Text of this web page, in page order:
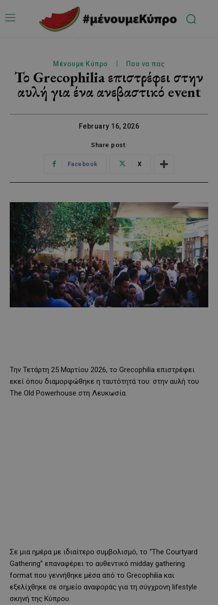
Μένουμε Κύπρο Που να πας
Το Grecophilia επιστρέφει στην
αυλή για ένα ανεβαστικό event
February 16, 2026
Share post:
Facebook X
Την Τετάρτη 25 Μαρτίου 2026, το Grecophilia επιστρέφει
εκεί όπου διαμορφώθηκε η ταυτότητά του: στην αυλή του
The Old Powerhouse στη Λευκωσία.
Σε μια ημέρα με ιδιαίτερο συμβολισμό, το “The Courtyard
Gathering” επαναφέρει το αυθεντικό midday gathering
format που γεννήθηκε μέσα από το Grecophilia και
εξελίχθηκε σε σημείο αναφοράς για τη σύγχρονη lifestyle
σκηνή της Κύπρου.